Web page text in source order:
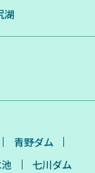
湖
青野ダム
七川ダム